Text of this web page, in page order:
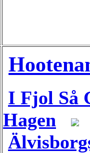
I Fjol Så
Hagen